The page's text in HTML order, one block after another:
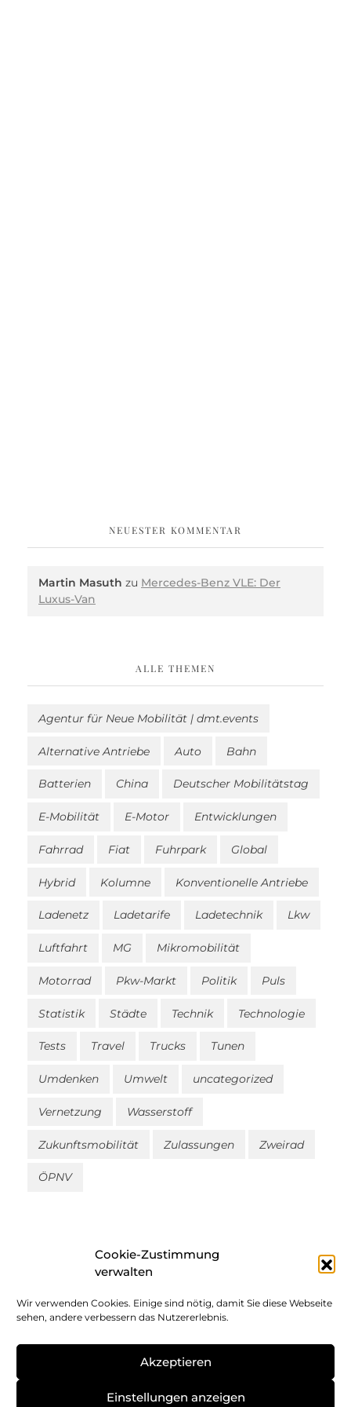
Cookie-Zustimmung
verwalten
Wir verwenden Cookies. Einige sind nötig, damit Sie diese Webseite
sehen, andere verbessern das Nutzererlebnis.
Akzeptieren
Einstellungen anzeigen
NEUESTER KOMMENTAR
Martin Masuth zu Mercedes-Benz VLE: Der
Luxus-Van
ALLE THEMEN
Agentur für Neue Mobilität | dmt.events
Alternative Antriebe Auto Bahn
Batterien China Deutscher Mobilitätstag
E-Mobilität E-Motor Entwicklungen
Fahrrad Fiat Fuhrpark Global
Hybrid Kolumne Konventionelle Antriebe
Ladenetz Ladetarife Ladetechnik Lkw
Luftfahrt MG Mikromobilität
Motorrad Pkw-Markt Politik Puls
Statistik Städte Technik Technologie
Tests Travel Trucks Tunen
Umdenken Umwelt uncategorized
Vernetzung Wasserstoff
Zukunftsmobilität Zulassungen Zweirad
ÖPNV
Impressum
Datenschutz